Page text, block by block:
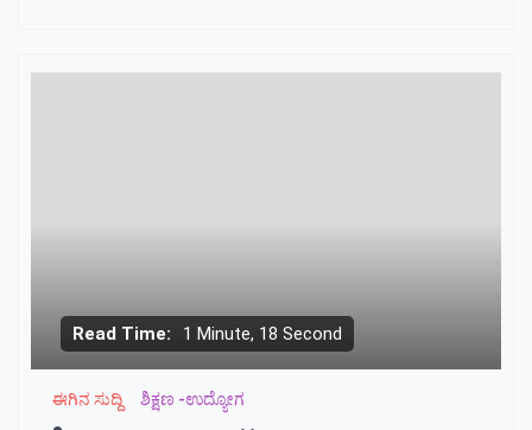
Read Time: 1 Minute, 18 Second
ಈಗಿನ ಸುದ್ದಿ ಶಿಕ್ಷಣ -ಉದ್ಯೋಗ